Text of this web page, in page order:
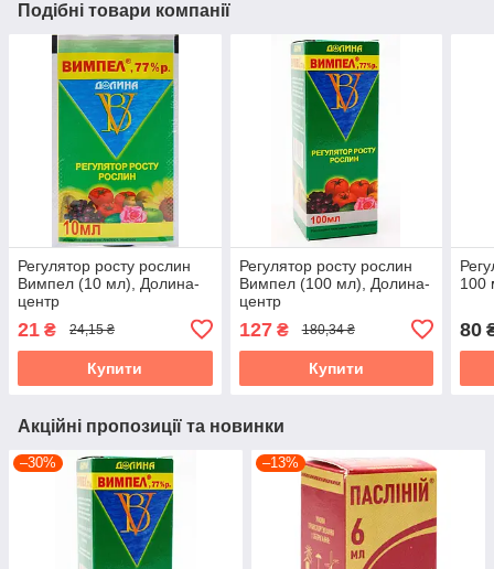
Подібні товари компанії
Регулятор росту рослин
Вимпел (10 мл), Долина-
центр
21 ₴ 24,15 ₴
Купити
Регулятор росту рослин
Вимпел (100 мл), Долина-
центр
127₴ 180,34 ₴
Купити
100
80
Акційні пропозиції та новинки
–30% –13%